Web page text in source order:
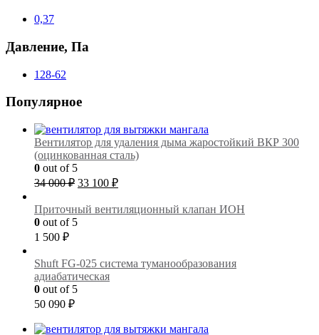
0,37
Давление, Па
128-62
Популярное
Вентилятор для удаления дыма жаростойкий ВКР 300
(оцинкованная сталь)
0 out of 5
34 000₽ Первоначальная
составляла
34
33 100 ₽Текущая
33
Приточный вентиляционный клапан ИОН
0 out of 5
1 500 ₽
Shuft FG-025 cистема туманообразования
адиабатическая
0 out of 5
50 090 ₽